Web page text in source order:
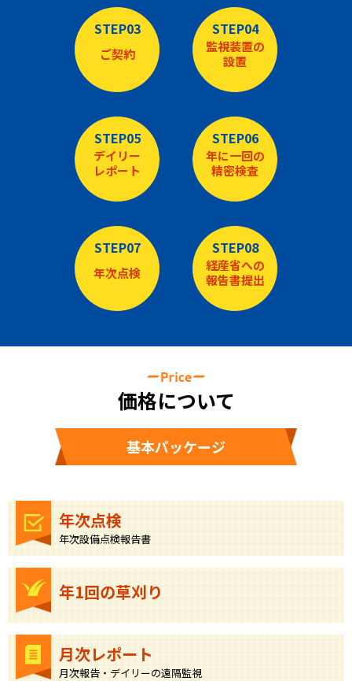
STEP03
ご契約
STEP04
監視装置の
設置
STEP05
デイリー
レポート
STEP06
年に一回の
精密検査
STEP07
年次点検
STEP08
経産省への
報告書提出
価格について
基本パッケージ
年次点検
年次設備点検報告書
年1回の草刈り
月次レポート
月次報告・デイリーの遠隔監視